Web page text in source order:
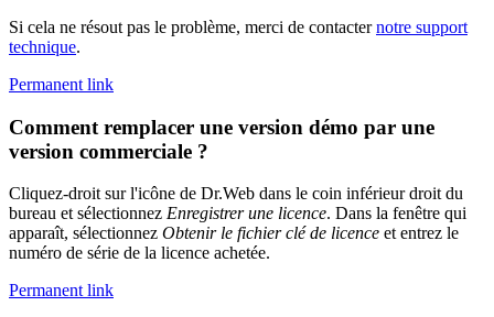
Si cela ne résout pas le problème, merci de contacternotre support
technique.
Permanent link
Comment remplacer une version démo par une
version commerciale ?
Cliquez-droit sur l'icône de Dr.Web dans le coin inférieur droit du
bureau et sélectionnez Enregistrer une licence. Dans la fenêtre qui
apparaît, sélectionnez Obtenir le fichier clé de licence et entrez le
numéro de série de la licence achetée.
Permanent link